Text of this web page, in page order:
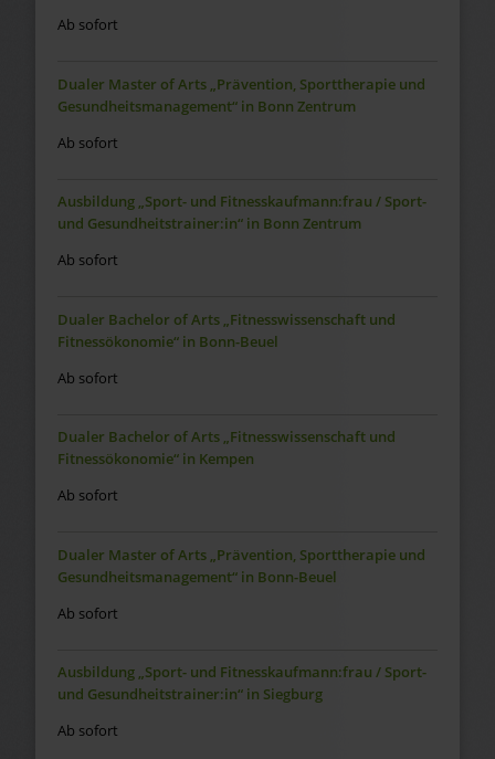
Ab sofort
Dualer Master of Arts „Prävention, Sporttherapie und
Gesundheitsmanagement“ in Bonn Zentrum
Ab sofort
Ausbildung „Sport- und Fitnesskaufmann:frau / Sport-
und Gesundheitstrainer:in“ in Bonn Zentrum
Ab sofort
Dualer Bachelor of Arts „Fitnesswissenschaft und
Fitnessökonomie“ in Bonn-Beuel
Ab sofort
Dualer Bachelor of Arts „Fitnesswissenschaft und
Fitnessökonomie“ in Kempen
Ab sofort
Dualer Master of Arts „Prävention, Sporttherapie und
Gesundheitsmanagement“ in Bonn-Beuel
Ab sofort
Ausbildung „Sport- und Fitnesskaufmann:frau / Sport-
und Gesundheitstrainer:in“ in Siegburg
Ab sofort